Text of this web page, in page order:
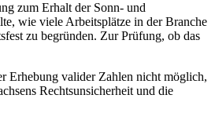
zum Erhalt der Sonn- und
wie viele Arbeitsplätze in der Branche
zu begründen. Zur Prüfung, ob das
Erhebung valider Zahlen nicht möglich,
Rechtsunsicherheit und die